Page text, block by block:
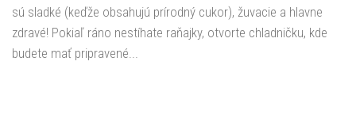
sú sladké (keďže obsahujú prírodný cukor), žuvacie a hlavne
zdravé! Pokiaľ ráno nestíhate raňajky, otvorte chladničku, kde
budete mať pripravené...